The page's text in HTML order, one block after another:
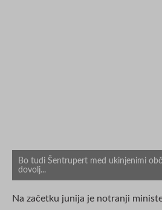
Bo tudi Šentrupert med ukinjenimi
dovolj...
Na začetku junija je notranji